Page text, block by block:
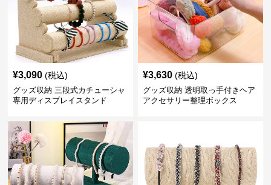
¥3,090 (税込)
グッズ収納 三段式カチューシャ
専用ディスプレイスタンド
¥3,630 (税込)
グッズ収納 透明取っ手付きヘア
アクセサリー整理ボックス